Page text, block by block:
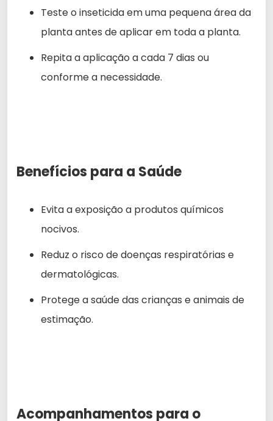
Teste o inseticida em uma pequena área da
planta antes de aplicar em toda a planta.
Repita a aplicação a cada 7 dias ou
conforme a necessidade.
Benefícios para a Saúde
Evita a exposição a produtos químicos
nocivos.
Reduz o risco de doenças respiratórias e
dermatológicas.
Protege a saúde das crianças e animais de
estimação.
Acompanhamentos para o